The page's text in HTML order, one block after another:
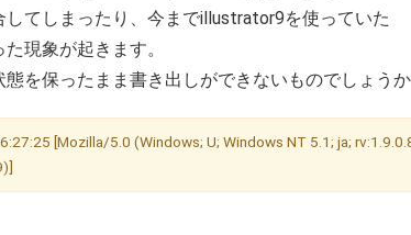
てしまったり、今までillustrator9を使っていた
現象が起きます。
を保ったまま書き出しができないものでしょうか
[Mozilla/5.0 (Windows; U; Windows NT 5.1; ja;